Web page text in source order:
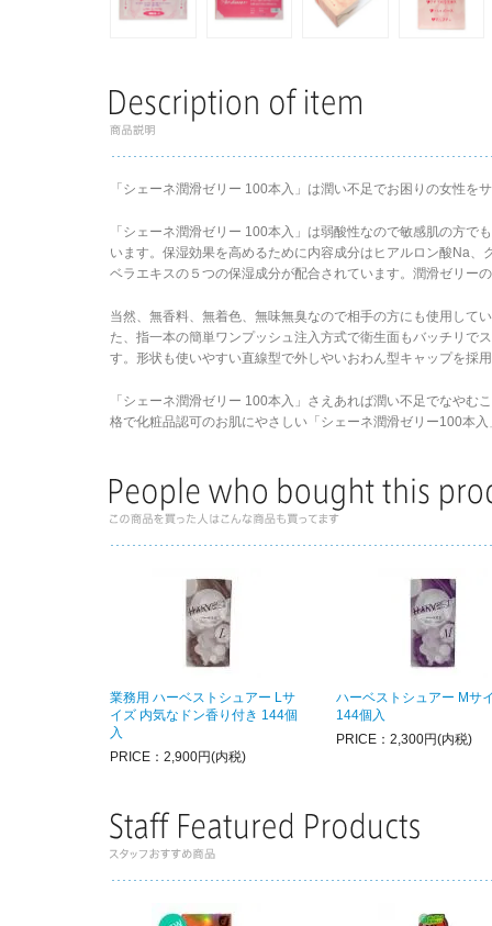
「シェーネ潤滑ゼリー 100本入」は潤い不足でお困りの女性
「シェーネ潤滑ゼリー 100本入」は弱酸性なので敏感肌の方
います。保湿効果を高めるために内容成分はヒアルロン酸Na
ベラエキスの５つの保湿成分が配合されています。潤滑ゼリー
当然、無香料、無着色、無味無臭なので相手の方にも使用して
た、指一本の簡単ワンプッシュ注入方式で衛生面もバッチリで
す。形状も使いやすい直線型で外しやいおわん型キャップを採
「シェーネ潤滑ゼリー 100本入」さえあれば潤い不足でなや
格で化粧品認可のお肌にやさしい「シェーネ潤滑ゼリー100本
業務用 ハーベストシュアー Lサ
イズ 内気なドン香り付き 144個
入
PRICE：2,900円(内税)
ハーベストシュアー Mサ
144個入
PRICE：2,300円(内税)